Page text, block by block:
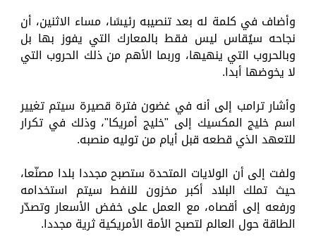
وأضاف في كلمة له بعد تنصيبه رئيسًا، مساء الاثنين، أن
نجاحه سيُقاس ليس فقط بالمعارك التي يفوز بها بل
وبالحروب التي ينهيها، وربما الأهم من ذلك الحروب التي
لا يخوضها أبدا.
وأشار ترامب إلى أنه في غضون فترة قصيرة سيتم تغيير
اسم خليج المكسيك إلى "خليج أمريكا"، وذلك في تكرار
للتعهد الذي قطعه قبل أيام من توليه منصبه.
ولفت إلى أن الولايات المتحدة ستصبح مجددا بلدا مصنّعا،
حيث تملك البلاد أكبر مخزون للنفط سيتم استخدامه
ورفعه إلى أقصاه، مع العمل على خفض الأسعار وتصدّر
الطاقة حول العالم لتصبح الأمة الأمريكية ثرية مجددا.